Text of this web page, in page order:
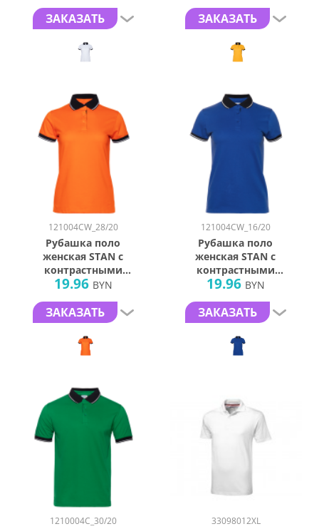
04CW, Белый/
Чёрный (10/20)
(50/XL)
ЗАКАЗАТЬ
04CW, Жёлтый/
Чёрный (12/20)
(42/XS)
ЗАКАЗАТЬ
121004CW_28/20
Рубашка поло
женская STAN с
контрастными
деталями хлопок/
04CW, Оранжевый/
Чёрный (28/20)
(50/XL)
19.96 BYN
ЗАКАЗАТЬ
121004CW_16/20
Рубашка поло
женская STAN с
контрастными
деталями хлопок/
04CW, Синий/
Чёрный (16/20)
(42/XS)
19.96 BYN
ЗАКАЗАТЬ
1210004C_30/20 33098012XL